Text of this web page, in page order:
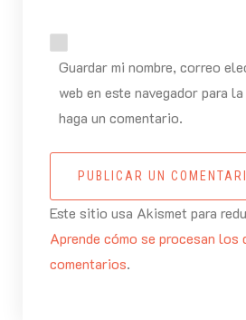
Guardar mi nombre, correo
web en este navegador para
haga un comentario.
PUBLICAR UN
Este sitio usa Akismet para
Aprende cómo se procesan los
comentarios.